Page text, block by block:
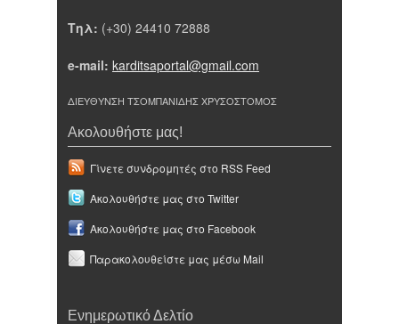
Τηλ: (+30) 24410 72888
e-mail: karditsaportal@gmail.com
ΔΙΕΥΘΥΝΣΗ ΤΣΟΜΠΑΝΙΔΗΣ ΧΡΥΣΟΣΤΟΜΟΣ
Ακολουθήστε μας!
Γίνετε συνδρομητές στο RSS Feed
Ακολουθήστε μας στο Twitter
Ακολουθήστε μας στο Facebook
Παρακολουθείστε μας μέσω Mail
Ενημερωτικό Δελτίο